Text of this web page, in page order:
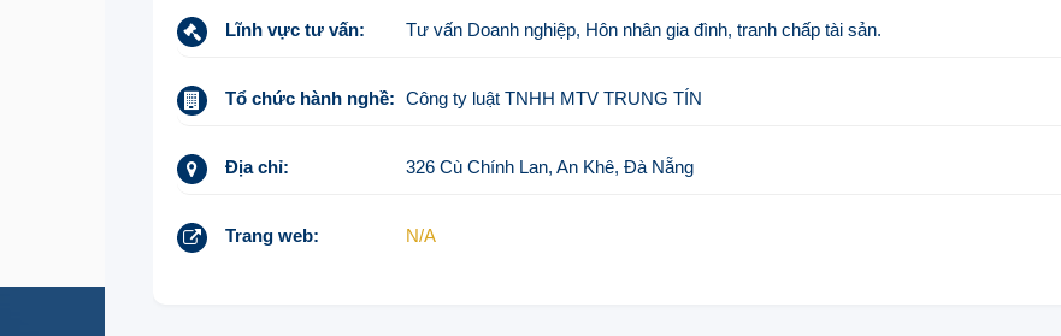
Lĩnh vực tư vấn: Tư vấn Doanh nghiệp, Hôn nhân gia đình, tranh chấp tài sản.
Tổ chức hành nghề: Công ty luật TNHH MTV TRUNG TÍN
Địa chỉ: 326 Cù Chính Lan, An Khê, Đà Nẵng
Trang web: N/A